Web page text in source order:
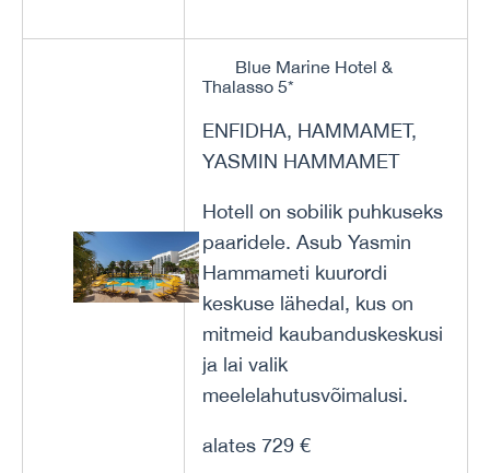
Blue Marine Hotel &
Thalasso 5*
ENFIDHA, HAMMAMET,
YASMIN HAMMAMET
Hotell on sobilik puhkuseks
paaridele. Asub Yasmin
Hammameti kuurordi
keskuse lähedal, kus on
mitmeid kaubanduskeskusi
ja lai valik
meelelahutusvõimalusi.
alates 729 €